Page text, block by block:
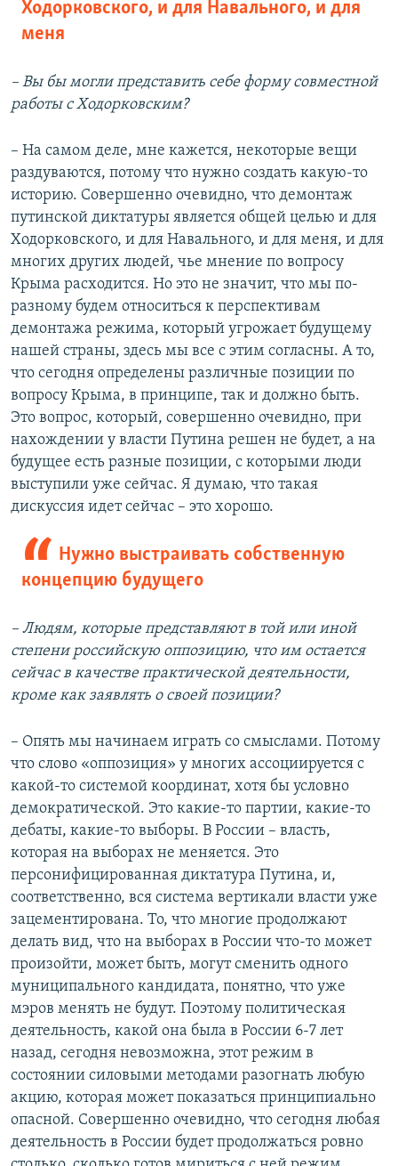
Ходорковского, и для Навального, и для
меня
– Вы бы могли представить себе форму совместной
работы с Ходорковским?
– На самом деле, мне кажется, некоторые вещи
раздуваются, потому что нужно создать какую-то
историю. Совершенно очевидно, что демонтаж
путинской диктатуры является общей целью и для
Ходорковского, и для Навального, и для меня, и для
многих других людей, чье мнение по вопросу
Крыма расходится. Но это не значит, что мы по-
разному будем относиться к перспективам
демонтажа режима, который угрожает будущему
нашей страны, здесь мы все с этим согласны. А то,
что сегодня определены различные позиции по
вопросу Крыма, в принципе, так и должно быть.
Это вопрос, который, совершенно очевидно, при
нахождении у власти Путина решен не будет, а на
будущее есть разные позиции, с которыми люди
выступили уже сейчас. Я думаю, что такая
дискуссия идет сейчас – это хорошо.
Нужно выстраивать собственную
концепцию будущего
– Людям, которые представляют в той или иной
степени российскую оппозицию, что им остается
сейчас в качестве практической деятельности,
кроме как заявлять о своей позиции?
– Опять мы начинаем играть со смыслами. Потому
что слово «оппозиция» у многих ассоциируется с
какой-то системой координат, хотя бы условно
демократической. Это какие-то партии, какие-то
дебаты, какие-то выборы. В России – власть,
которая на выборах не меняется. Это
персонифицированная диктатура Путина, и,
соответственно, вся система вертикали власти уже
зацементирована. То, что многие продолжают
делать вид, что на выборах в России что-то может
произойти, может быть, могут сменить одного
муниципального кандидата, понятно, что уже
мэров менять не будут. Поэтому политическая
деятельность, какой она была в России 6-7 лет
назад, сегодня невозможна, этот режим в
состоянии силовыми методами разогнать любую
акцию, которая может показаться принципиально
опасной. Совершенно очевидно, что сегодня любая
деятельность в России будет продолжаться ровно